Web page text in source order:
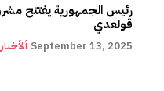
رئيس الجمهورية يفتتح
قولعدي
September 13, 2025